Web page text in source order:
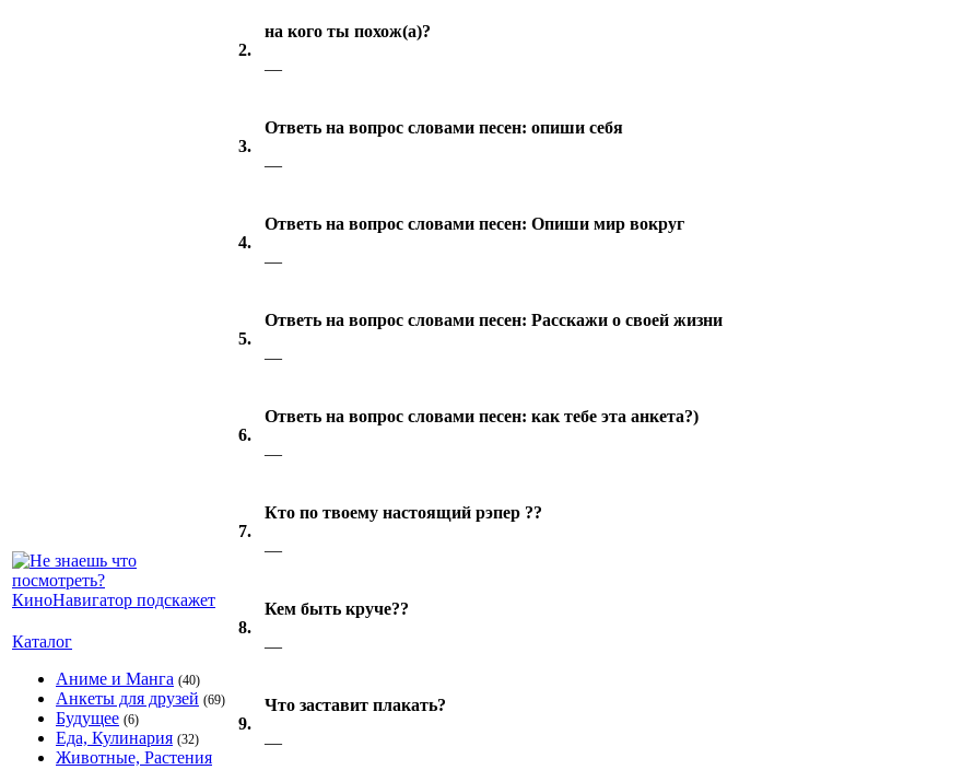
Каталог
Аниме и Манга (40)
Анкеты для друзей (69)
Будущее (6)
Еда, Кулинария (32)
Животные, Растения
2.
на кого ты похож(а)?
—
3.
Ответь на вопрос словами песен: опиши себя
—
4.
Ответь на вопрос словами песен: Опиши мир вокруг
—
5.
Ответь на вопрос словами песен: Расскажи о своей жизни
—
6.
Ответь на вопрос словами песен: как тебе эта анкета?)
—
7.
Кто по твоему настоящий рэпер ??
—
8.
Кем быть круче??
—
9.
Что заставит плакать?
—